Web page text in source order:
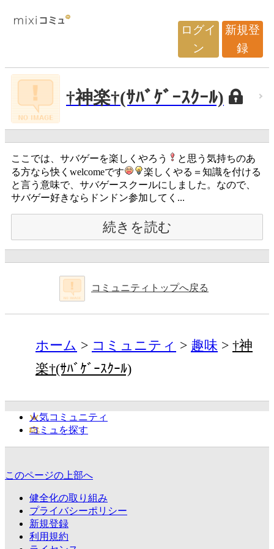
ログイ
ン
新規登
録
†神楽†(ｻﾊﾞｹﾞｰｽｸｰﾙ)
ここでは、サバゲーを楽しくやろう
と思う気持ちのあ
る方なら快くwelcomeです
楽しくやる＝知識を付ける
と言う意味で、サバゲースクールにしました。なので、
サバゲー好きならドンドン参加してく...
続きを読む
コミュニティトップへ戻る
ホーム コミュニティ 趣味
†神
楽†(ｻﾊﾞｹﾞｰｽｸｰﾙ)
人気コミュニティ
コミュを探す
このページの上部へ
健全化の取り組み
プライバシーポリシー
新規登録
利用規約